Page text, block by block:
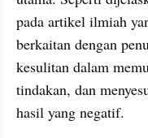
pada artikel ilmiah
berkaitan dengan
kesulitan dalam
tindakan, dan
hasil yang negatif.